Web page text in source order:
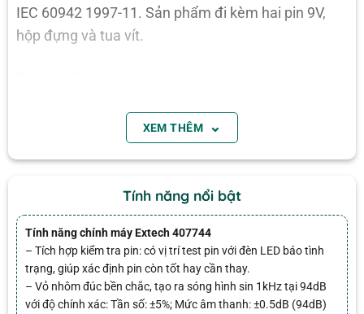
IEC 60942 1997-11. Sản phẩm đi kèm hai pin 9V,
hộp đựng và tua vít.
GIÁ TRỊ
Tần số (Frequency)
1000 Hz
Độ chính xác tần số
±5%
Mức âm thanh (Sound
Range)
94 dB
Độ chính xác mức âm thanh
±0.5 dB
Độ méo hài tổng (THD)
<2%
Chứng nhận
CE
XEM THÊM ⌄
Tính năng nổi bật
Tính năng chính máy Extech 407744
– Tích hợp kiểm tra pin: có vị trí test pin với đèn LED báo tình
trạng, giúp xác định pin còn tốt hay cần thay.
– Vỏ nhôm đúc bền chắc, tạo ra sóng hình sin 1kHz tại 94dB
với độ chính xác: Tần số: ±5%; Mức âm thanh: ±0.5dB (94dB)